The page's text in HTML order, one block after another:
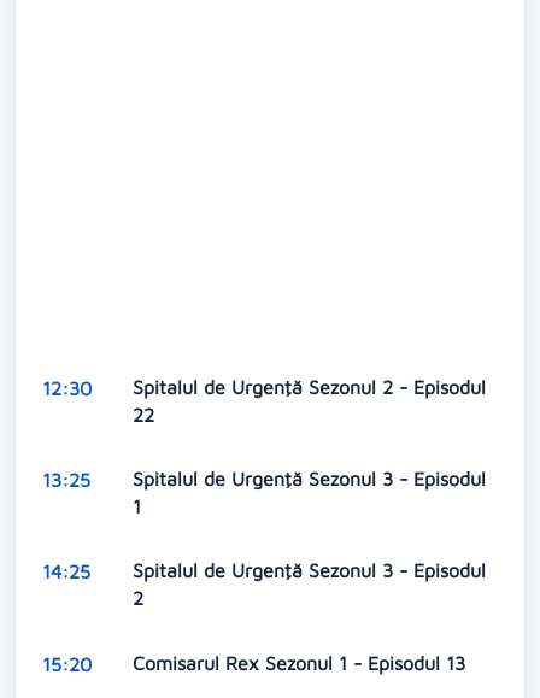
12:30
Spitalul de Urgenţă Sezonul 2 - Episodul
22
13:25
Spitalul de Urgenţă Sezonul 3 - Episodul
1
14:25
Spitalul de Urgenţă Sezonul 3 - Episodul
2
15:20 Comisarul Rex Sezonul 1 - Episodul 13